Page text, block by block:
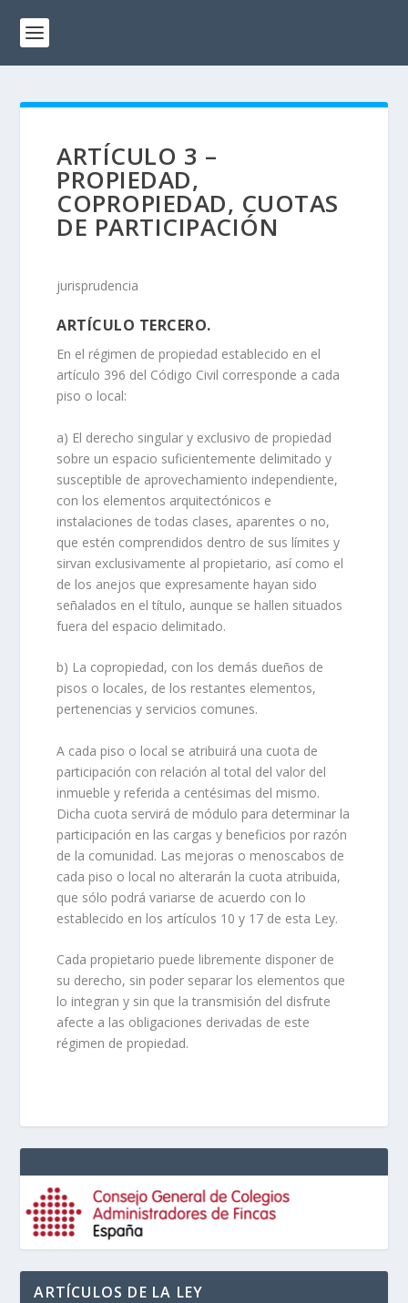
ARTÍCULO 3 –
PROPIEDAD,
COPROPIEDAD, CUOTAS
DE PARTICIPACIÓN
jurisprudencia
ARTÍCULO TERCERO.
En el régimen de propiedad establecido en el
artículo 396 del Código Civil corresponde a cada
piso o local:
a) El derecho singular y exclusivo de propiedad
sobre un espacio suficientemente delimitado y
susceptible de aprovechamiento independiente,
con los elementos arquitectónicos e
instalaciones de todas clases, aparentes o no,
que estén comprendidos dentro de sus límites y
sirvan exclusivamente al propietario, así como el
de los anejos que expresamente hayan sido
señalados en el título, aunque se hallen situados
fuera del espacio delimitado.
b) La copropiedad, con los demás dueños de
pisos o locales, de los restantes elementos,
pertenencias y servicios comunes.
A cada piso o local se atribuirá una cuota de
participación con relación al total del valor del
inmueble y referida a centésimas del mismo.
Dicha cuota servirá de módulo para determinar la
participación en las cargas y beneficios por razón
de la comunidad. Las mejoras o menoscabos de
cada piso o local no alterarán la cuota atribuida,
que sólo podrá variarse de acuerdo con lo
establecido en los artículos 10 y 17 de esta Ley.
Cada propietario puede libremente disponer de
su derecho, sin poder separar los elementos que
lo integran y sin que la transmisión del disfrute
afecte a las obligaciones derivadas de este
régimen de propiedad.
ARTÍCULOS DE LA LEY